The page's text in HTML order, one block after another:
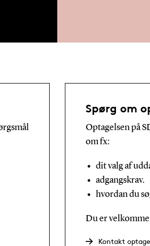
Spørg om
Optagelsen på
om fx:
dit valg af
adgangskrav.
hvordan du
Du er
Kontakt